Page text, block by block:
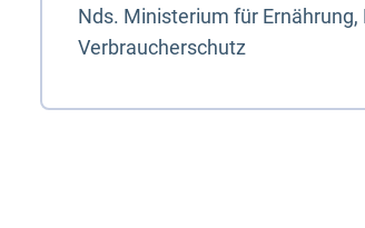
Nds. Ministerium für
Verbraucherschutz